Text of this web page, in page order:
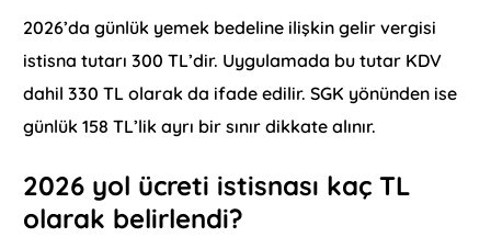
2026’da günlük yemek bedeline ilişkin gelir vergisi
istisna tutarı 300 TL’dir. Uygulamada bu tutar KDV
dahil 330 TL olarak da ifade edilir. SGK yönünden ise
günlük 158 TL’lik ayrı bir sınır dikkate alınır.
2026 yol ücreti istisnası kaç TL
olarak belirlendi?